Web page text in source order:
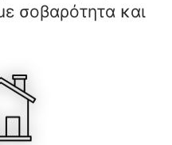
σοβαρότητα και